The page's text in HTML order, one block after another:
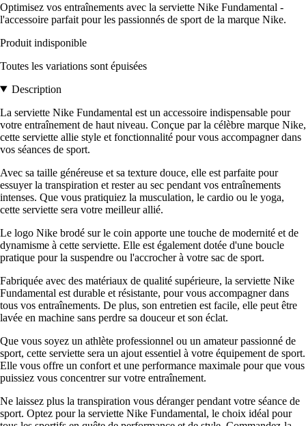
Optimisez vos entraînements avec la serviette Nike Fundamental -
l'accessoire parfait pour les passionnés de sport de la marque Nike.
Produit indisponible
Toutes les variations sont épuisées
Description
La serviette Nike Fundamental est un accessoire indispensable pour
votre entraînement de haut niveau. Conçue par la célèbre marque Nike,
cette serviette allie style et fonctionnalité pour vous accompagner dans
vos séances de sport.
Avec sa taille généreuse et sa texture douce, elle est parfaite pour
essuyer la transpiration et rester au sec pendant vos entraînements
intenses. Que vous pratiquiez la musculation, le cardio ou le yoga,
cette serviette sera votre meilleur allié.
Le logo Nike brodé sur le coin apporte une touche de modernité et de
dynamisme à cette serviette. Elle est également dotée d'une boucle
pratique pour la suspendre ou l'accrocher à votre sac de sport.
Fabriquée avec des matériaux de qualité supérieure, la serviette Nike
Fundamental est durable et résistante, pour vous accompagner dans
tous vos entraînements. De plus, son entretien est facile, elle peut être
lavée en machine sans perdre sa douceur et son éclat.
Que vous soyez un athlète professionnel ou un amateur passionné de
sport, cette serviette sera un ajout essentiel à votre équipement de sport.
Elle vous offre un confort et une performance maximale pour que vous
puissiez vous concentrer sur votre entraînement.
Ne laissez plus la transpiration vous déranger pendant votre séance de
sport. Optez pour la serviette Nike Fundamental, le choix idéal pour